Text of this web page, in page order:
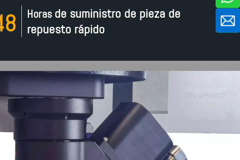
Horas de suministro de pieza de
repuesto rápido